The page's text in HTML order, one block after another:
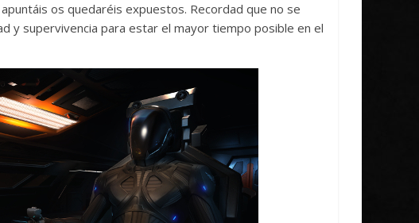
os quedaréis expuestos. Recordad que no se
y supervivencia para estar el mayor tiempo posible en el